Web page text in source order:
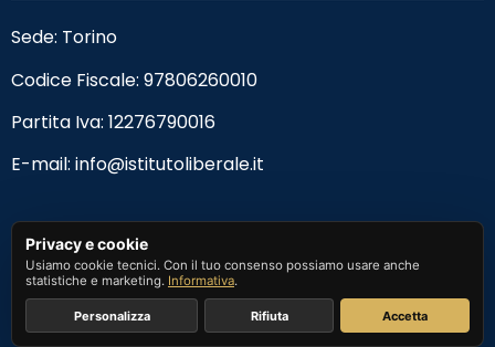
Sede: Torino
Codice Fiscale: 97806260010
Partita Iva: 12276790016
E-mail: info@istitutoliberale.it
Privacy Policy
Privacy e cookie
Usiamo cookie tecnici. Con il tuo consenso possiamo usare anche
statistiche e marketing. Informativa.
Personalizza Rifiuta Accetta